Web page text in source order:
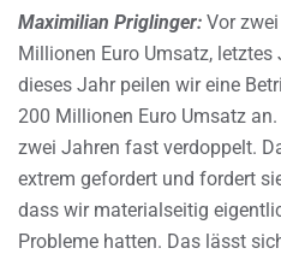
Maximilian Priglinger: Vor
Millionen Euro Umsatz,
dieses Jahr peilen wir eine
200 Millionen Euro Umsatz
zwei Jahren fast verdoppelt.
extrem gefordert und fordert
dass wir materialseitig
Probleme hatten. Das lässt